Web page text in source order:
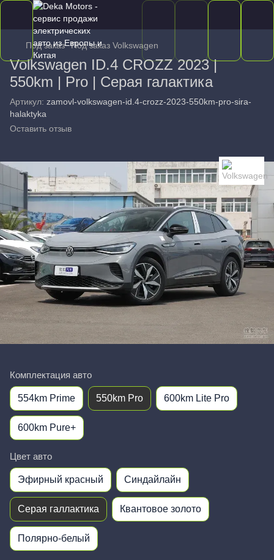
Под заказ Под заказ Volkswagen
Volkswagen ID.4 CROZZ 2023 |
550km | Pro | Серая галактика
Артикул: zamovl-volkswagen-id.4-crozz-2023-550km-pro-sira-
halaktyka
Оставить отзыв
Комплектация авто
554km Prime 550km Pro 600km Lite Pro
600km Pure+
Цвет авто
Эфирный красный Синдайлайн
Серая галлактика Квантовое золото
Полярно-белый